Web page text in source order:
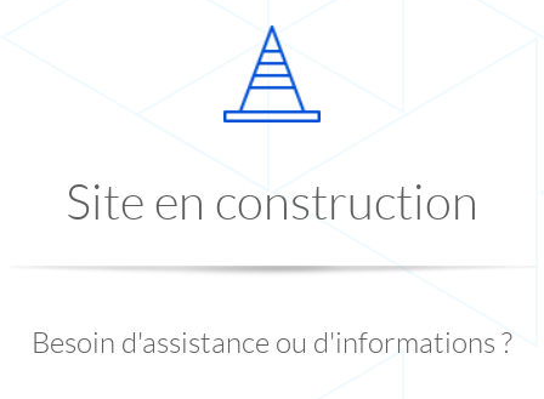
Site en construction
Besoin d'assistance ou d'informations ?